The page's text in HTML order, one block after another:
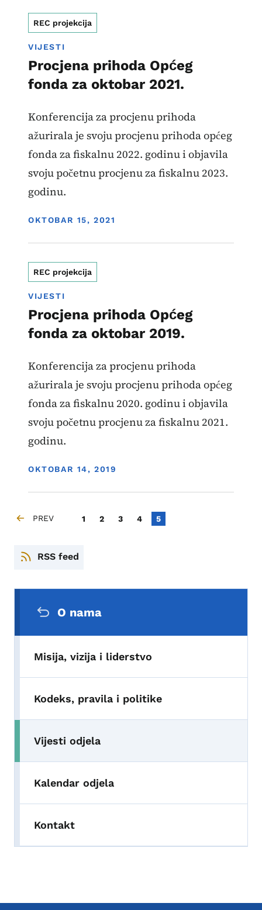
REC projekcija
VIJESTI
Procjena prihoda Općeg
fonda za oktobar 2021.
Konferencija za procjenu prihoda
ažurirala je svoju procjenu prihoda općeg
fonda za fiskalnu 2022. godinu i objavila
svoju početnu procjenu za fiskalnu 2023.
godinu.
DISPLAY DATE
OKTOBAR 15, 2021
REC projekcija
VIJESTI
Procjena prihoda Općeg
fonda za oktobar 2019.
Konferencija za procjenu prihoda
ažurirala je svoju procjenu prihoda općeg
fonda za fiskalnu 2020. godinu i objavila
svoju početnu procjenu za fiskalnu 2021.
godinu.
DISPLAY DATE
OKTOBAR 14, 2019
Paginacija
PRETHODNA STRANICA
PREV Strana
1 Strana
2 Strana
3 Strana
4 Current page
5
RSS feed
O nama
Misija, vizija i liderstvo
Kodeks, pravila i politike
Toggle submenu
Vijesti odjela
Kalendar odjela
Kontakt